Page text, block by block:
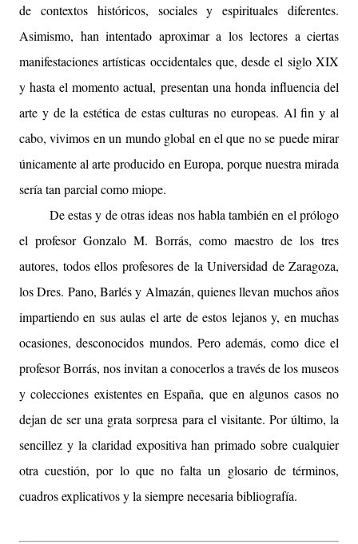
de contextos históricos, sociales y espirituales diferentes.
Asimismo, han intentado aproximar a los lectores a ciertas
manifestaciones artísticas occidentales que, desde el siglo XIX
y hasta el momento actual, presentan una honda influencia del
arte y de la estética de estas culturas no europeas. Al fin y al
cabo, vivimos en un mundo global en el que no se puede mirar
únicamente al arte producido en Europa, porque nuestra mirada
sería tan parcial como miope.
De estas y de otras ideas nos habla también en el prólogo
el profesor Gonzalo M. Borrás, como maestro de los tres
autores, todos ellos profesores de la Universidad de Zaragoza,
los Dres. Pano, Barlés y Almazán, quienes llevan muchos años
impartiendo en sus aulas el arte de estos lejanos y, en muchas
ocasiones, desconocidos mundos. Pero además, como dice el
profesor Borrás, nos invitan a conocerlos a través de los museos
y colecciones existentes en España, que en algunos casos no
dejan de ser una grata sorpresa para el visitante. Por último, la
sencillez y la claridad expositiva han primado sobre cualquier
otra cuestión, por lo que no falta un glosario de términos,
cuadros explicativos y la siempre necesaria bibliografía.